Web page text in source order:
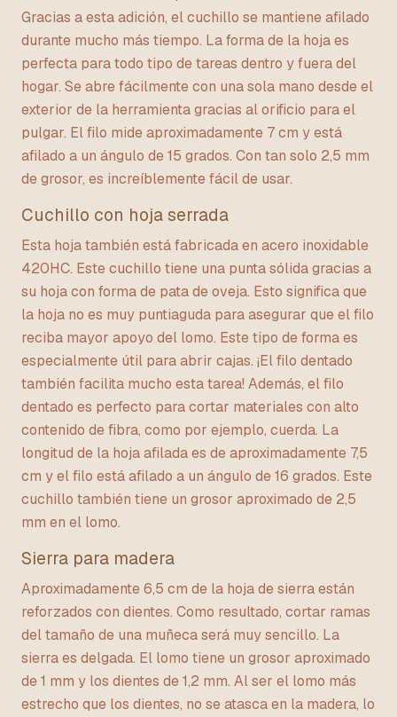
Gracias a esta adición, el cuchillo se mantiene afilado
durante mucho más tiempo. La forma de la hoja es
perfecta para todo tipo de tareas dentro y fuera del
hogar. Se abre fácilmente con una sola mano desde el
exterior de la herramienta gracias al orificio para el
pulgar. El filo mide aproximadamente 7 cm y está
afilado a un ángulo de 15 grados. Con tan solo 2,5 mm
de grosor, es increíblemente fácil de usar.
Cuchillo con hoja serrada
Esta hoja también está fabricada en acero inoxidable
420HC. Este cuchillo tiene una punta sólida gracias a
su hoja con forma de pata de oveja. Esto significa que
la hoja no es muy puntiaguda para asegurar que el filo
reciba mayor apoyo del lomo. Este tipo de forma es
especialmente útil para abrir cajas. ¡El filo dentado
también facilita mucho esta tarea! Además, el filo
dentado es perfecto para cortar materiales con alto
contenido de fibra, como por ejemplo, cuerda. La
longitud de la hoja afilada es de aproximadamente 7,5
cm y el filo está afilado a un ángulo de 16 grados. Este
cuchillo también tiene un grosor aproximado de 2,5
mm en el lomo.
Sierra para madera
Aproximadamente 6,5 cm de la hoja de sierra están
reforzados con dientes. Como resultado, cortar ramas
del tamaño de una muñeca será muy sencillo. La
sierra es delgada. El lomo tiene un grosor aproximado
de 1 mm y los dientes de 1,2 mm. Al ser el lomo más
estrecho que los dientes, no se atasca en la madera, lo